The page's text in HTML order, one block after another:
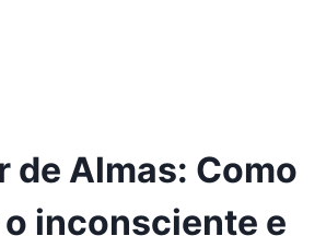
de Almas: Como
inconsciente e